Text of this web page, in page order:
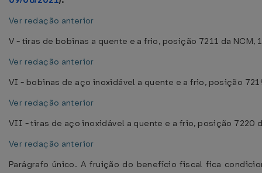
Ver redação anterior
V - tiras de bobinas a quente e a frio, posição 7211 da NCM,
Ver redação anterior
VI - bobinas de aço inoxidável a quente e a frio, posição
Ver redação anterior
VII - tiras de aço inoxidável a quente e a frio, posição 7220
Ver redação anterior
Parágrafo único. A fruição do benefício fiscal fica